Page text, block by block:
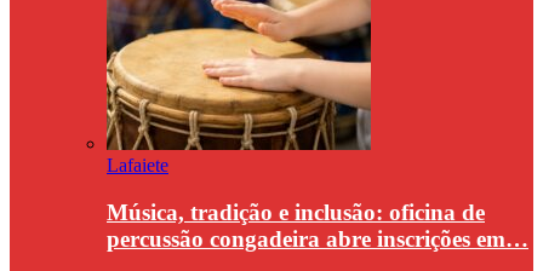
Lafaiete
Música, tradição e inclusão: oficina de
percussão congadeira abre inscrições em…